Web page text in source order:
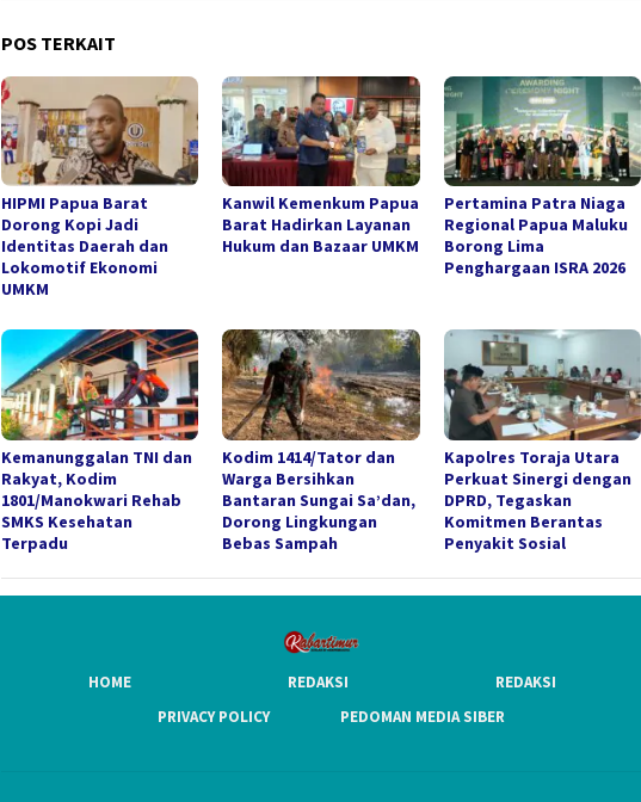
POS TERKAIT
HIPMI Papua Barat
Dorong Kopi Jadi
Identitas Daerah dan
Lokomotif Ekonomi
UMKM
Kanwil Kemenkum Papua
Barat Hadirkan Layanan
Hukum dan Bazaar UMKM
Pertamina Patra Niaga
Regional Papua Maluku
Borong Lima
Penghargaan ISRA 2026
Kemanunggalan TNI dan
Rakyat, Kodim
1801/Manokwari Rehab
SMKS Kesehatan
Terpadu
Kodim 1414/Tator dan
Warga Bersihkan
Bantaran Sungai Sa’dan,
Dorong Lingkungan
Bebas Sampah
Kapolres Toraja Utara
Perkuat Sinergi dengan
DPRD, Tegaskan
Komitmen Berantas
Penyakit Sosial
HOME REDAKSI
REDAKSI
PRIVACY POLICY
PEDOMAN MEDIA SIBER